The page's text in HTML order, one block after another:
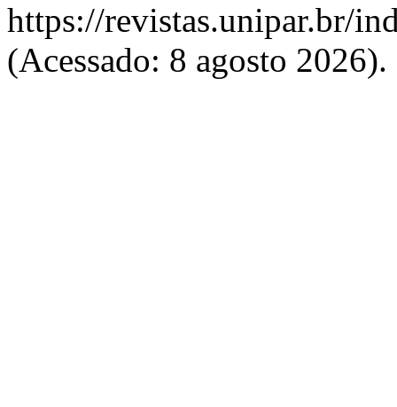
https://revistas.unipar.br/
(Acessado: 8 agosto 2026).